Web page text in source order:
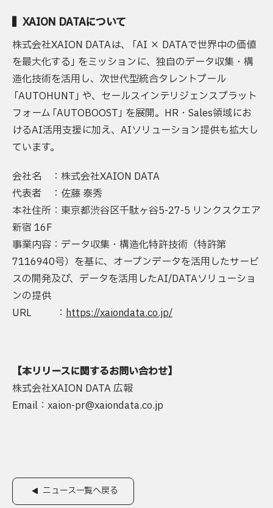
▍XAION DATAについて
株式会社XAION DATAは、 「AI × DATAで世界中の価値
を最大化する」 をミッションに、独自のデータ収集・構
造化技術を活用し、次世代型統合タレントプール
「AUTOHUNT」 や、セールスインテリジェンスプラット
フォーム「AUTOBOOST」 を展開。HR・Sales領域にお
けるAI活用支援に加え、AIソリューション提供も拡大し
ています。
会社名 ：株式会社XAION DATA
代表者 ：佐藤 泰秀
本社住所：東京都渋谷区千駄ヶ谷5-27-5 リンクスクエア
新宿 16F
事業内容：データ収集・構造化特許技術（特許第
7116940号）を基に、オープンデータを活用したサービ
スの開発及び、データを活用したAI/DATAソリューショ
ンの提供
URL ： https://xaiondata.co.jp/
【本リリースに関するお問い合わせ】
株式会社XAION DATA 広報
Email：xaion-pr@xaiondata.co.jp
ニュース一覧へ戻る